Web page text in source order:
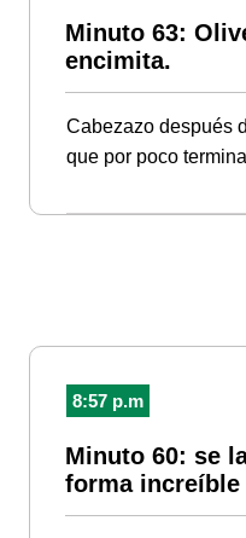
Minuto 63:
encimita.
Cabezazo después
que por poco
8:57 p.m
Minuto 60: se
forma increíble